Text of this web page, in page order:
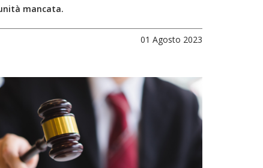
mancata.
01 Agosto 2023